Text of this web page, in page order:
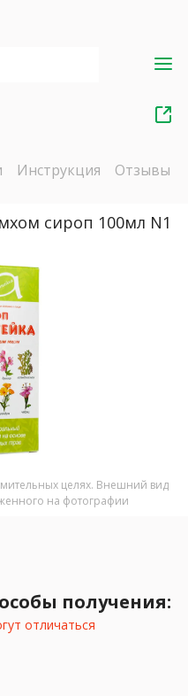
Инструкция Отзывы
сироп 100мл N1
целях. Внешний вид
на фотографии
получения:
отличаться